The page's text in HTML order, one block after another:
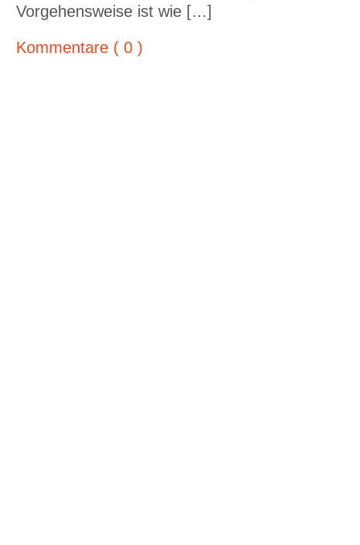
Vorgehensweise ist wie […]
Kommentare ( 0 )